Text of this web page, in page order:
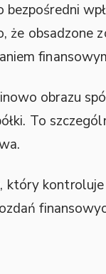
obsadzone
obrazu
To